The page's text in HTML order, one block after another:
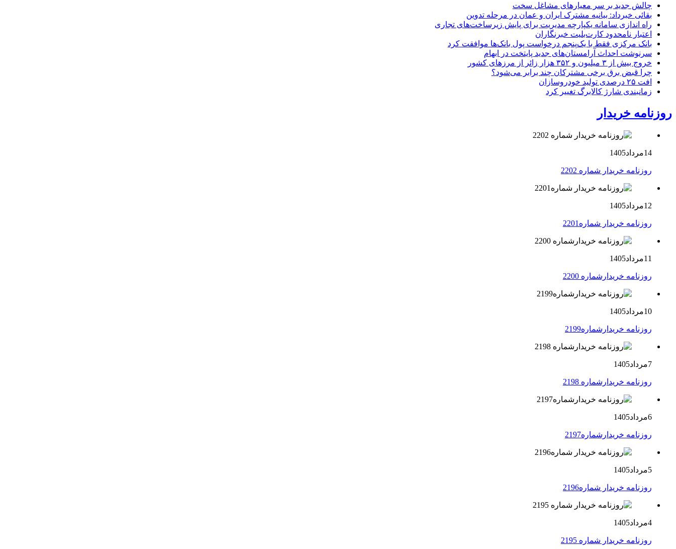
چالش جدید بر سر معیارهای مشاغل سخت
بقائی خبرداد: بیانیه مشترک ایران و عمان در مرحله تدوین
راه اندازی سامانه یکپارچه مدیریت برای پایش زیرساخت‌های تجاری
اعتبار نامحدود کارت‌بلیت خبرنگاران
بانک مرکزی فقط با یک‌‎پنجم درخواست پول بانک‌ها موافقت کرد
سرنوشت احداث آرامستان‌های جدید پایتخت در ابهام
خروج بیش از ۳ میلیون و ۳۵۲ هزار زائر از مرزهای کشور
چرا قبض برق برخی مشترکان چند برابر می‌شود؟
افت ۲۵ درصدی تولید خودروسازان
زمانبندی شارژ کالابرگ تغییر کرد
روزنامه خریدار
14مرداد1405
روزنامه خریدار شماره 2202
12مرداد1405
روزنامه خریدار شماره2201
11مرداد1405
روزنامه خریدارشماره 2200
10مرداد1405
روزنامه خریدارشماره2199
7مرداد1405
روزنامه خریدارشماره 2198
6مرداد1405
روزنامه خریدارشماره2197
5مرداد1405
روزنامه خریدار شماره2196
4مرداد1405
روزنامه خریدار شماره 2195